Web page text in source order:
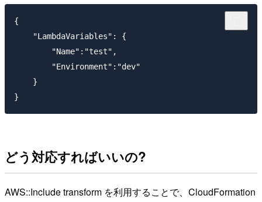
{
    "LambdaVariables": {
        "Name":"test",
        "Environment":"dev"
    }
どう対応すればいいの?
AWS::Include transform を利用することで、CloudFormation